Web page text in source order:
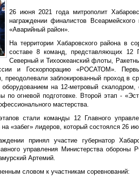
26 июня 2021 года митрополит
награждении финалистов
«Аварийный район».
На территории Хабаровского района в
составе 8 команд, представляющих 12
Северный и Тихоокеанский флоты,
и Госкорпорацию «РОСАТОМ».
преодолевали заблокированный проход в
на 12-метровый
по огневой подготовке. Второй этап -
мастерства.
стали команды 12 Главного
«забег» лидеров, который состоялся 26
принял участие губернатор
управления Министерства
Артемий.
словом к участникам соревнований: